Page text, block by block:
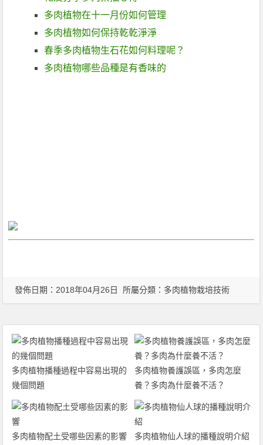
多肉植物在十一月份如何管理
多肉植物如何保持乾乾淨淨
春季多肉植物生石花如何料理呢？
多肉植物哪些品種是有香味的
發佈日期：2018年04月26日 所屬分類： 多肉植物栽培技術
多肉植物播種過程中容易出現的
幾個問題
多肉植物養護誤區，多肉怎麼
養？多肉為什麼養不活？
多肉植物配土受哪些因素的影響 多肉植物仙人球的播種說明介紹